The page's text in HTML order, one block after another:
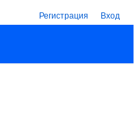
Регистрация Вход